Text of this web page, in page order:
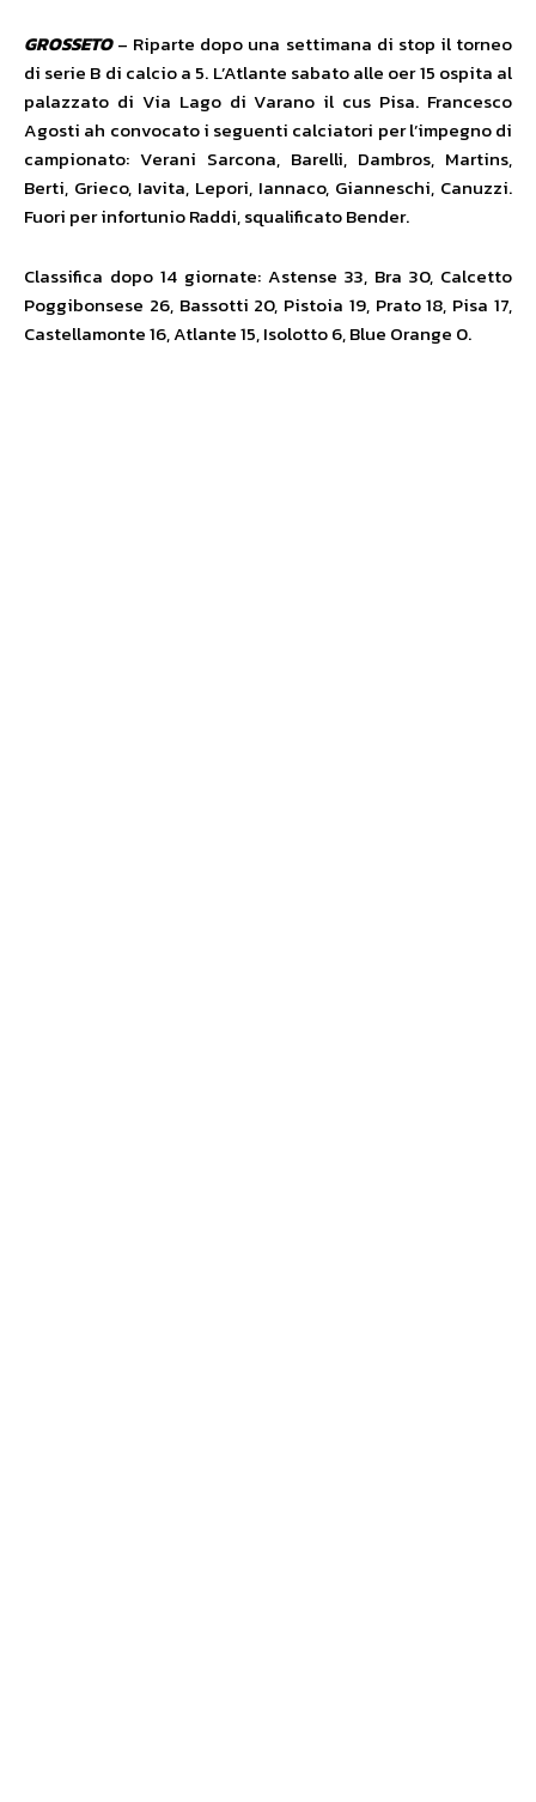
GROSSETO – Riparte dopo una settimana di stop il torneo
di serie B di calcio a 5. L’Atlante sabato alle oer 15 ospita al
palazzato di Via Lago di Varano il cus Pisa. Francesco
Agosti ah convocato i seguenti calciatori per l’impegno di
campionato: Verani Sarcona, Barelli, Dambros, Martins,
Berti, Grieco, Iavita, Lepori, Iannaco, Gianneschi, Canuzzi.
Fuori per infortunio Raddi, squalificato Bender.
Classifica dopo 14 giornate: Astense 33, Bra 30, Calcetto
Poggibonsese 26, Bassotti 20, Pistoia 19, Prato 18, Pisa 17,
Castellamonte 16, Atlante 15, Isolotto 6, Blue Orange 0.